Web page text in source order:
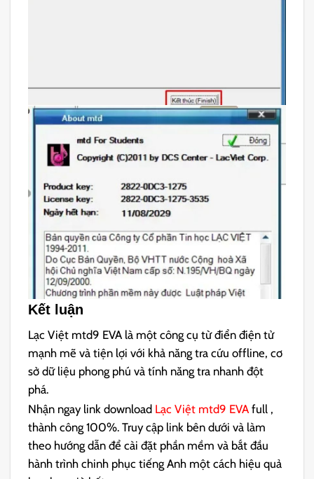
Kết luận
Lạc Việt mtd9 EVA là một công cụ từ điển điện tử
mạnh mẽ và tiện lợi với khả năng tra cứu offline, cơ
sở dữ liệu phong phú và tính năng tra nhanh đột
phá.
Nhận ngay link download Lạc Việt mtd9 EVA full ,
thành công 100%. Truy cập link bên dưới và làm
theo hướng dẫn để cài đặt phần mềm và bắt đầu
hành trình chinh phục tiếng Anh một cách hiệu quả